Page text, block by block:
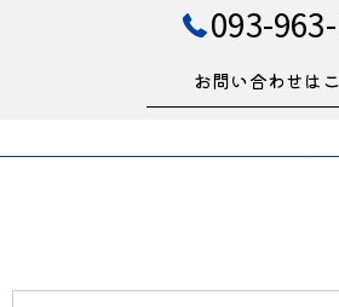
093-
お問い合わせは